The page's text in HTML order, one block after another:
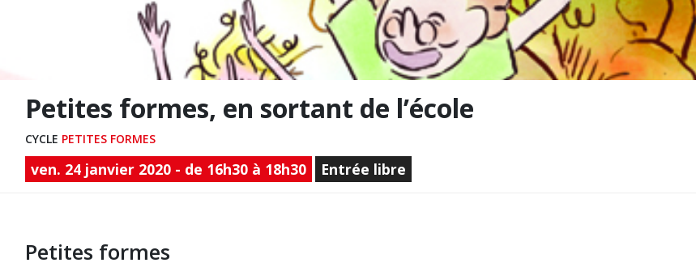
Petites formes, en sortant de l’école
CYCLE PETITES FORMES
ven. 24 janvier 2020 - de 16h30 à 18h30 Entrée libre
Petites formes